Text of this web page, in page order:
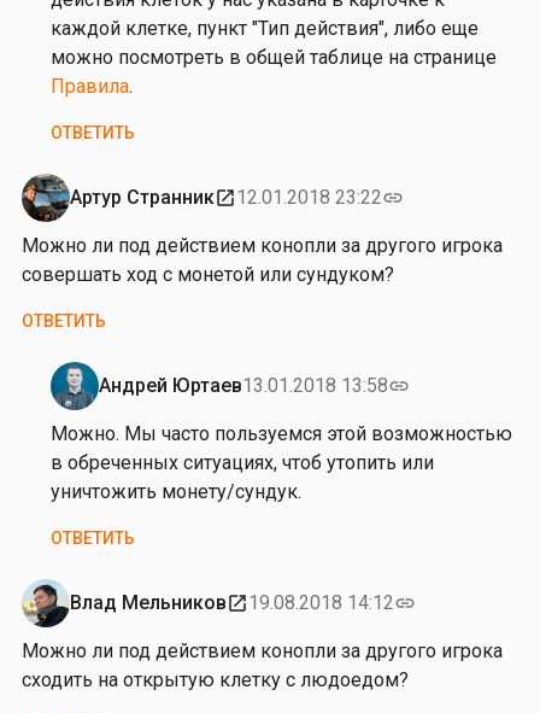
к
и
н
В
и
о
е
т
а
Ч
е
р
я
в
с
к
а
каждой клетке, пункт "Тип действия", либо еще
можно посмотреть в общей таблице на странице
Правила.
ОТВЕТИТЬ
Артур Странникopen_in_new12.01.2018 23:22link
Можно ли под действием конопли за другого игрока
совершать ход с монетой или сундуком?
ОТВЕТИТЬ
Андрей Юртаев13.01.2018 13:58link
Ответ
на
от
А
т
р
С
т
р
Можно. Мы часто пользуемся этой возможностью
в обреченных ситуациях, чтоб утопить или
уничтожить монету/сундук.
ОТВЕТИТЬ
Влад Мельниковopen_in_new19.08.2018 14:12link
Можно ли под действием конопли за другого игрока
сходить на открытую клетку с людоедом?